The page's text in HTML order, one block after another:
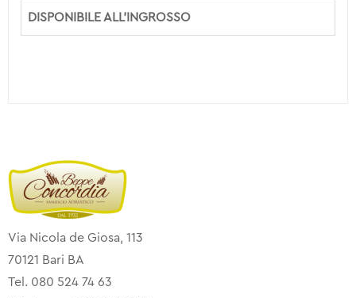
DISPONIBILE ALL’INGROSSO
Via Nicola de Giosa, 113
70121 Bari BA
Tel. 080 524 74 63